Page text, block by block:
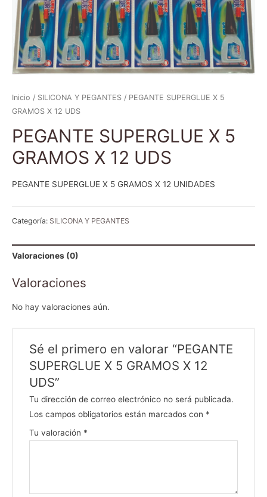
Inicio / SILICONA Y PEGANTES / PEGANTE SUPERGLUE X 5
GRAMOS X 12 UDS
PEGANTE SUPERGLUE X 5
GRAMOS X 12 UDS
PEGANTE SUPERGLUE X 5 GRAMOS X 12 UNIDADES
Categoría: SILICONA Y PEGANTES
Valoraciones (0)
Valoraciones
No hay valoraciones aún.
Sé el primero en valorar “PEGANTE
SUPERGLUE X 5 GRAMOS X 12
UDS”
Tu dirección de correo electrónico no será publicada.
Los campos obligatorios están marcados con *
Tu valoración *